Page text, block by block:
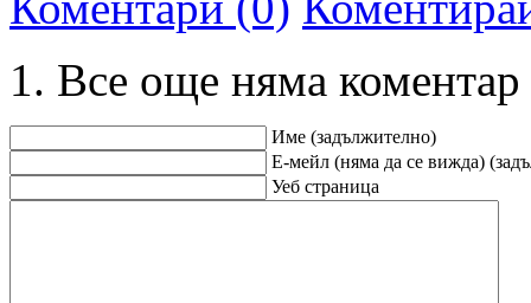
Все още няма коментар
Име (задължително)
Е-мейл (няма да се вижда)
Уеб страница